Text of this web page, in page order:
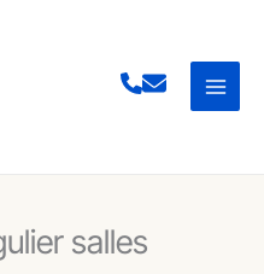
salles